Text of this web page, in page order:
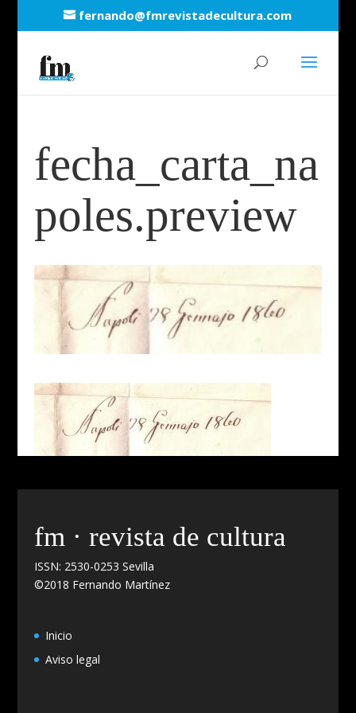
fernando@fmrevistadecultura.com
fecha_carta_na
poles.preview
fm · revista de cultura
ISSN: 2530-0253 Sevilla
©2018 Fernando Martínez
Inicio
Aviso legal